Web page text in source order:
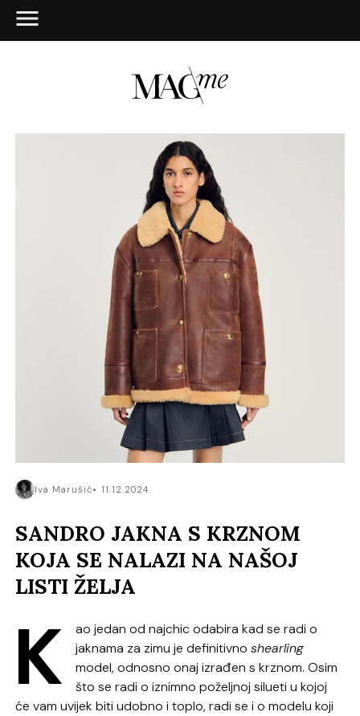
Iva Marušić 11.12.2024.
SANDRO JAKNA S KRZNOM
KOJA SE NALAZI NA NAŠOJ
LISTI ŽELJA
K
ao jedan od najchic odabira kad se radi o
jaknama za zimu je definitivnoshearling
model, odnosno onaj izrađen s krznom. Osim
što se radi o iznimno poželjnoj silueti u kojoj
će vam uvijek biti udobno i toplo, radi se i o modelu koji